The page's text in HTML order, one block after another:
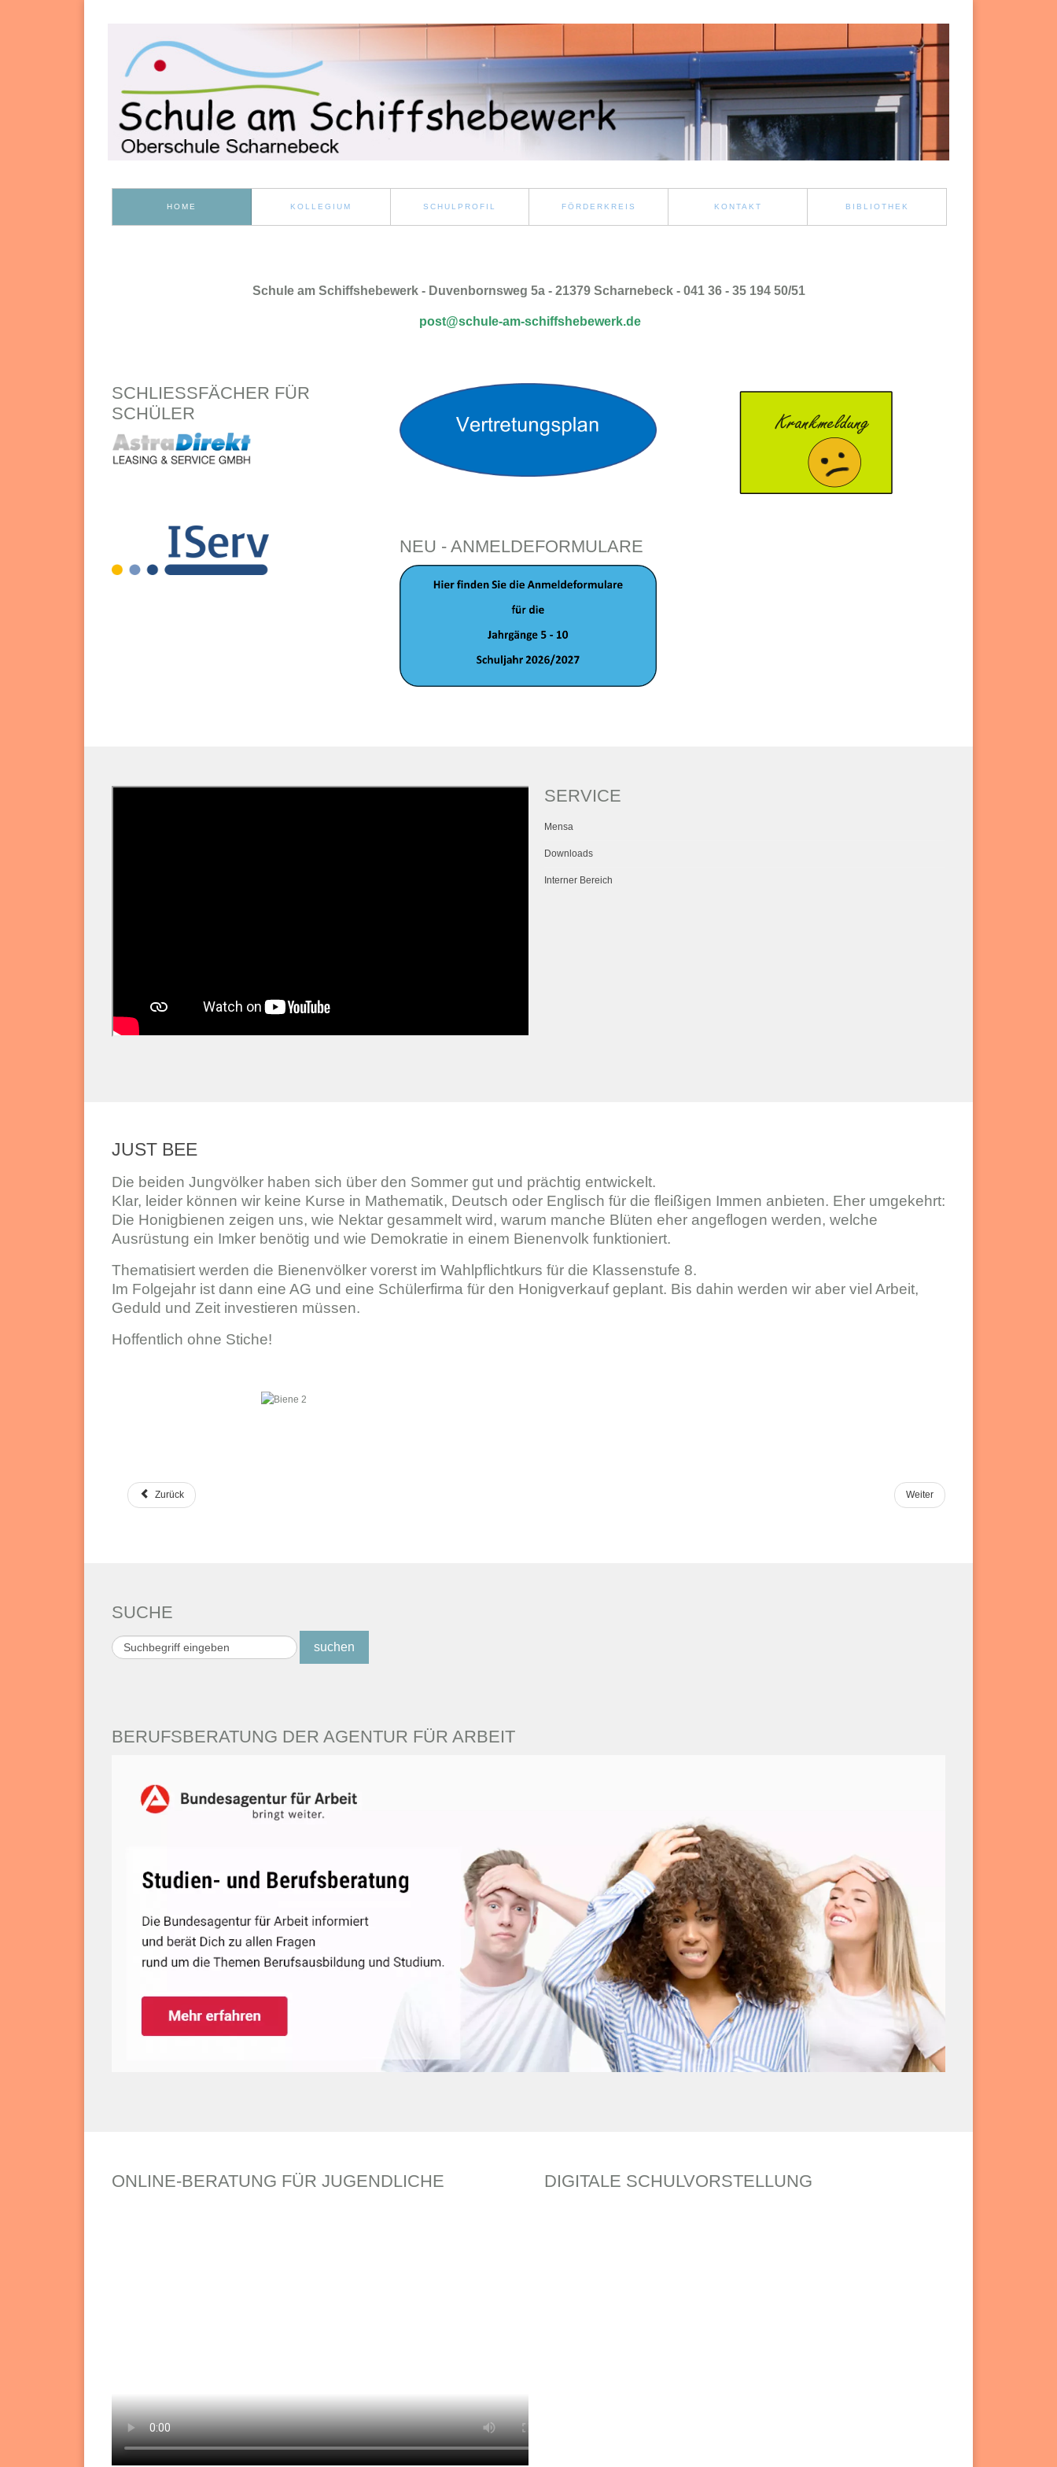
HOME KOLLEGIUM SCHULPROFIL FÖRDERKREIS KONTAKT BIBLIOTHEK
Schule am Schiffshebewerk - Duvenbornsweg 5a - 21379 Scharnebeck - 041 36 - 35 194 50/51
post@schule-am-schiffshebewerk.de
SCHLIESSFÄCHER FÜR S
CHÜLER
NEU - ANMELDEFORMULARE
SERVICE
Mensa
Downloads
Interner Bereich
JUST BEE
Die beiden Jungvölker haben sich über den Sommer gut und prächtig entwickelt.
Klar, leider können wir keine Kurse in Mathematik, Deutsch oder Englisch für die fleißigen Immen anbieten. Eher umgekehrt:
Die Honigbienen zeigen uns, wie Nektar gesammelt wird, warum manche Blüten eher angeflogen werden, welche
Ausrüstung ein Imker benötig und wie Demokratie in einem Bienenvolk funktioniert.
Thematisiert werden die Bienenvölker vorerst im Wahlpflichtkurs für die Klassenstufe 8.
Im Folgejahr ist dann eine AG und eine Schülerfirma für den Honigverkauf geplant. Bis dahin werden wir aber viel Arbeit,
Geduld und Zeit investieren müssen.
Hoffentlich ohne Stiche!
Zurück Weiter
SUCHE
Suchen
...
suchen
BERUFSBERATUNG DER AGENTUR FÜR ARBEIT
ONLINE-BERATUNG FÜR JUGENDLICHE DIGITALE SCHULVORSTELLUNG